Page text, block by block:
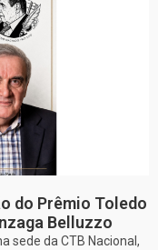
do Prêmio Toledo
Belluzzo
sede da CTB Nacional,